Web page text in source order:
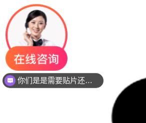
你们是是需要贴片还是插件灯珠呢？